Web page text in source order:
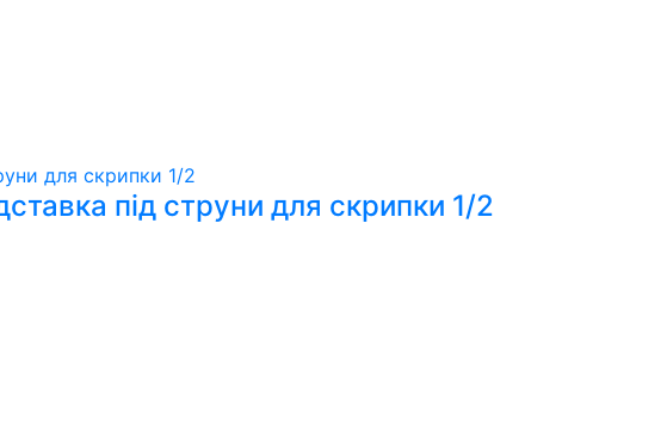
під струни для скрипки 1/2